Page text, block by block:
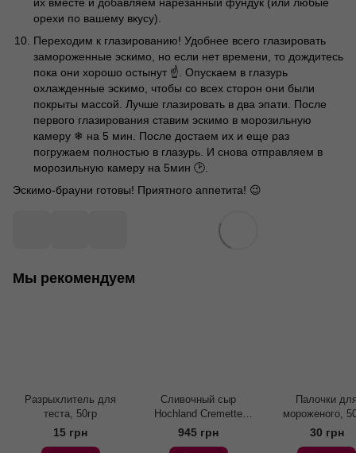
орехи по вашему вкусу).
Переходим к глазированию! Удобнее всего глазировать
замороженные эскимо, но если нет времени, то дождитесь
пока они хорошо остынут ☝️. Опускаем в глазурь
охлажденные эскимо, чтобы со всех сторон они были
покрыты массой. Лучше глазировать в два эпати. После
первого глазирования ставим эскимо в морозильную
камеру ❄ на 5 мин. После достаем их и еще раз
погружаем полностью в глазурь. И снова отправляем в
морозильную камеру на 5мин 🕑.
Эскимо-брауни готовы! Приятного аппетита! 😉
Мы рекомендуем
Разрыхлитель для
теста, 50гр
15 грн
Сливочный сыр
Hochland Cremette
Professional 65%, 2 кг
945 грн
Палочки
мороженого,
30 грн